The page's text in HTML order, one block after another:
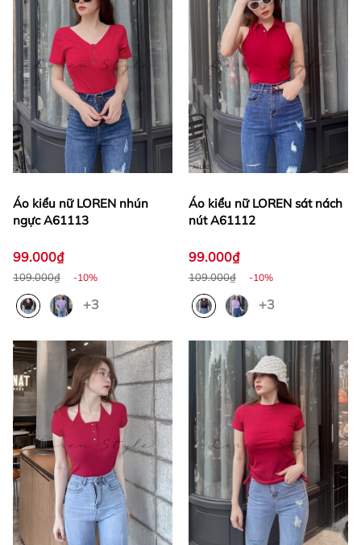
Áo kiểu nữ LOREN nhún
ngực A61113
99.000₫
109.000₫ -10%
+3
Áo kiểu nữ LOREN sát nách
nút A61112
99.000₫
109.000₫ -10%
+3